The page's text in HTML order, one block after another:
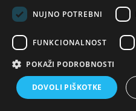
Potrebujete pomoč?
NUJNO POTREBNI
FUNKCIONALNOST
POKAŽI PODROBNOSTI
DOVOLI PIŠKOTKE